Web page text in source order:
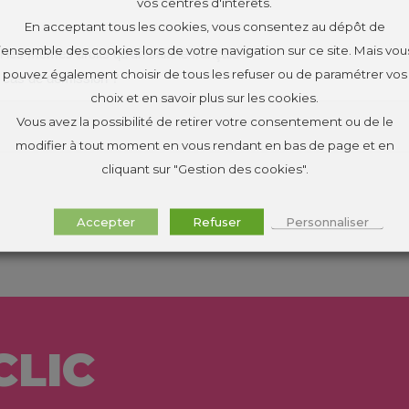
mêmes droits qu'un salarié français ?
de démission ?
En acceptant tous les cookies, vous consentez au dépôt de
des cookies lors de votre navigation sur ce site. Mais
pouvez également choisir de tous les refuser ou de paramétrer vos
choix et en savoir plus sur les cookies.
Vous avez la possibilité de retirer votre consentement ou de le
modifier à tout moment en vous rendant en bas de page et en
cliquant sur "Gestion des cookies".
Accepter Refuser Personnaliser